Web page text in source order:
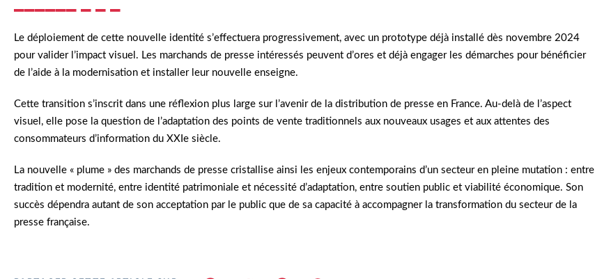
Le déploiement de cette nouvelle identité s’effectuera progressivement, avec un prototype déjà installé dès novembre 2024
pour valider l’impact visuel. Les marchands de presse intéressés peuvent d’ores et déjà engager les démarches pour bénéficier
de l’aide à la modernisation et installer leur nouvelle enseigne.
Cette transition s’inscrit dans une réflexion plus large sur l’avenir de la distribution de presse en France. Au-delà de l’aspect
visuel, elle pose la question de l’adaptation des points de vente traditionnels aux nouveaux usages et aux attentes des
consommateurs d’information du XXIe siècle.
La nouvelle « plume » des marchands de presse cristallise ainsi les enjeux contemporains d’un secteur en pleine mutation : entre
tradition et modernité, entre identité patrimoniale et nécessité d’adaptation, entre soutien public et viabilité économique. Son
succès dépendra autant de son acceptation par le public que de sa capacité à accompagner la transformation du secteur de la
presse française.